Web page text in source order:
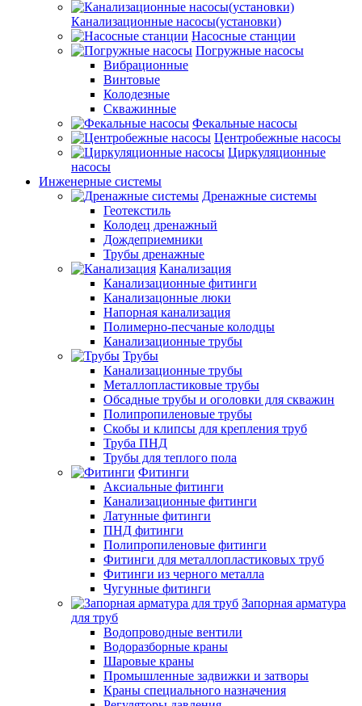
Канализационные насосы(установки)
Насосные станции
Погружные насосы
Вибрационные
Винтовые
Колодезные
Скважинные
Фекальные насосы
Центробежные насосы
Циркуляционные
насосы
Инженерные системы
Дренажные системы
Геотекстиль
Колодец дренажный
Дождеприемники
Трубы дренажные
Канализация
Канализационные фитинги
Канализацонные люки
Напорная канализация
Полимерно-песчаные колодцы
Канализационные трубы
Трубы
Канализационные трубы
Металлопластиковые трубы
Обсадные трубы и оголовки для скважин
Полипропиленовые трубы
Скобы и клипсы для крепления труб
Труба ПНД
Трубы для теплого пола
Фитинги
Аксиальные фитинги
Канализационные фитинги
Латунные фитинги
ПНД фитинги
Полипропиленовые фитинги
Фитинги для металлопластиковых труб
Фитинги из черного металла
Чугунные фитинги
Запорная арматура
для труб
Водопроводные вентили
Водоразборные краны
Шаровые краны
Промышленные задвижки и затворы
Краны специального назначения